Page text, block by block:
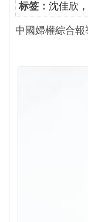
标签： 沈佳欣
中國婦權